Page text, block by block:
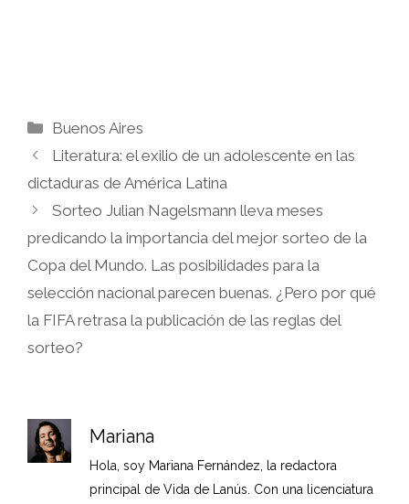
Categorías
Buenos Aires
Literatura: el exilio de un adolescente en las
dictaduras de América Latina
Sorteo Julian Nagelsmann lleva meses
predicando la importancia del mejor sorteo de la
Copa del Mundo. Las posibilidades para la
selección nacional parecen buenas. ¿Pero por qué
la FIFA retrasa la publicación de las reglas del
sorteo?
Mariana
Hola, soy Mariana Fernández, la redactora
principal de Vida de Lanús. Con una licenciatura